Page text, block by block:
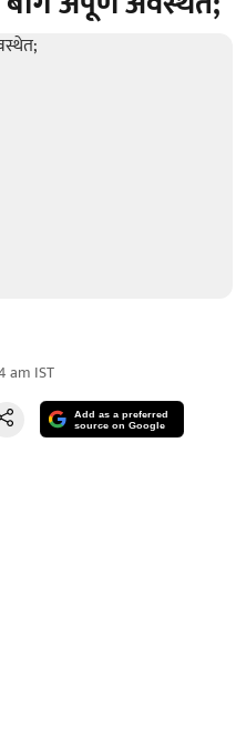
am IST
Add as a preferred
source on Google